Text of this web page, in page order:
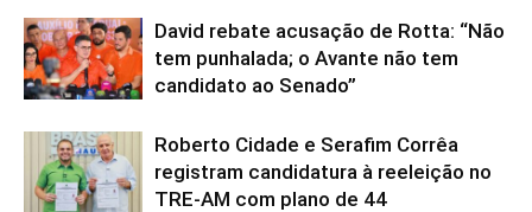
David rebate acusação de Rotta: “Não
tem punhalada; o Avante não tem
candidato ao Senado”
Roberto Cidade e Serafim Corrêa
registram candidatura à reeleição no
TRE-AM com plano de 44